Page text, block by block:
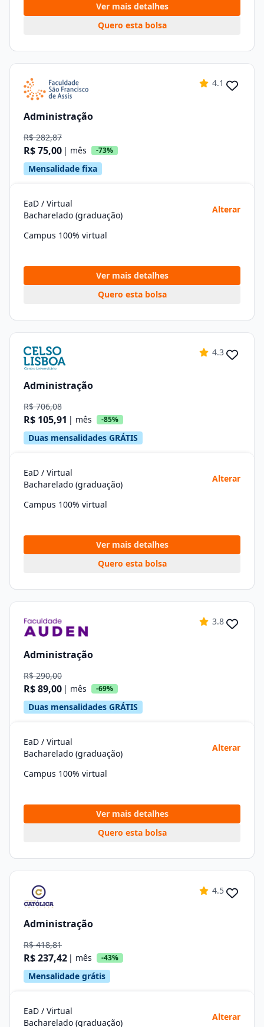
Ver mais detalhes
Quero esta bolsa
4.1
Administração
R$ 282,87
R$ 75,00 | mês -73%
Mensalidade fixa
EaD / Virtual
Bacharelado (graduação)
Alterar
Campus 100% virtual
Ver mais detalhes
Quero esta bolsa
4.3
Administração
R$ 706,08
R$ 105,91 | mês -85%
Duas mensalidades GRÁTIS
EaD / Virtual
Bacharelado (graduação)
Alterar
Campus 100% virtual
Ver mais detalhes
Quero esta bolsa
3.8
Administração
R$ 290,00
R$ 89,00 | mês -69%
Duas mensalidades GRÁTIS
EaD / Virtual
Bacharelado (graduação)
Alterar
Campus 100% virtual
Ver mais detalhes
Quero esta bolsa
4.5
Administração
R$ 418,81
R$ 237,42 | mês -43%
Mensalidade grátis
EaD / Virtual
Bacharelado (graduação)
Alterar